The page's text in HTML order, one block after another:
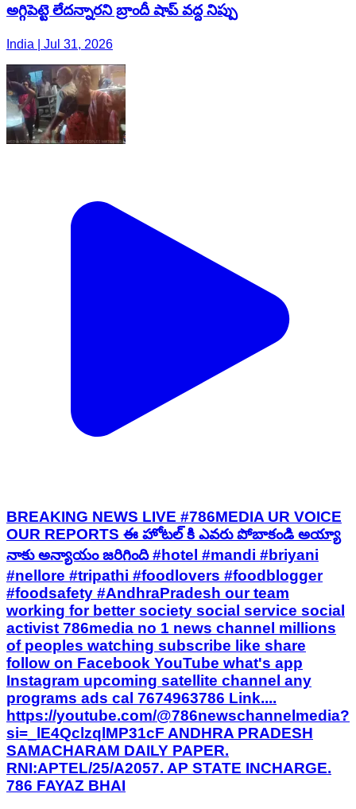
అగ్గిపెట్టె లేదన్నారని బ్రాందీ షాప్‌ వద్ద నిప్పు
India | Jul 31, 2026
BREAKING NEWS LIVE #786MEDIA UR VOICE
OUR REPORTS ఈ హోటల్ కి ఎవరు పోబాకండి అయ్యా
నాకు అన్యాయం జరిగింది #hotel #mandi #briyani
#nellore #tripathi #foodlovers #foodblogger
#foodsafety #AndhraPradesh our team
working for better society social service social
activist 786media no 1 news channel millions
of peoples watching subscribe like share
follow on Facebook YouTube what's app
Instagram upcoming satellite channel any
programs ads cal 7674963786 Link....
https://youtube.com/@786newschannelmedia?
si=_lE4QclzqlMP31cF ANDHRA PRADESH
SAMACHARAM DAILY PAPER.
RNI:APTEL/25/A2057. AP STATE INCHARGE.
786 FAYAZ BHAI